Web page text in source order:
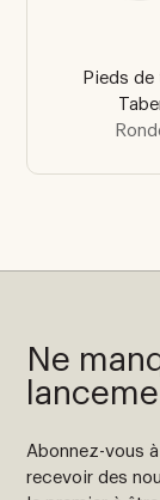
Pieds de
Ne
Abonnez-vous
recevoir des